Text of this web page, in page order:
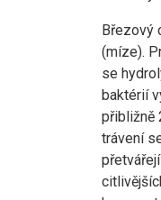
Březový
(míze).
se
baktérií
přibližně
trávení